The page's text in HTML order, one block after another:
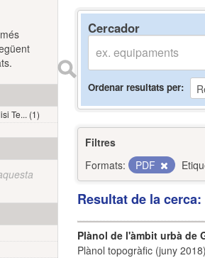
Cercador
Ordenar resultats per
Filtres
Formats:
PDF
Resultat de la
Plànol de l'àmbit urbà de
Plànol topogràfic (juny
Te... (1)